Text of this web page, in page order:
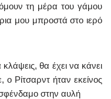
τη μέρα του γάμου
μου μπροστά στο ιερό
θα έχει να κάνει
Ρίτσαρντ ήταν εκείνος
στην αυλή